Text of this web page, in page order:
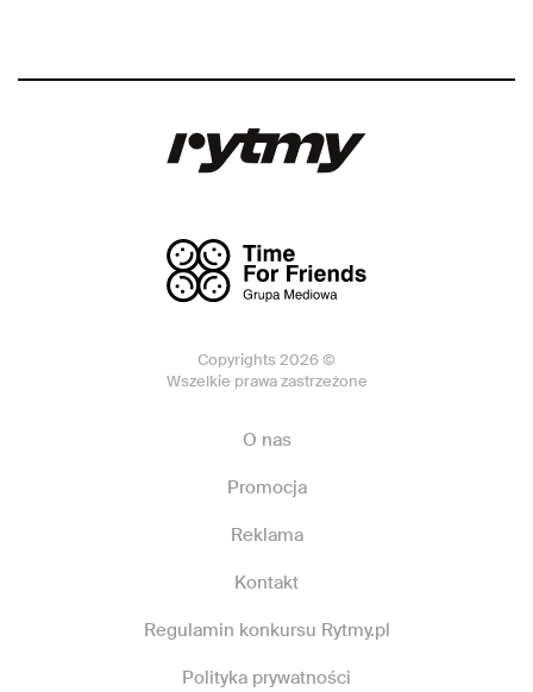
Copyrights 2026 ©
Wszelkie prawa zastrzeżone
O nas
Promocja
Reklama
Kontakt
Regulamin konkursu Rytmy.pl
Polityka prywatności